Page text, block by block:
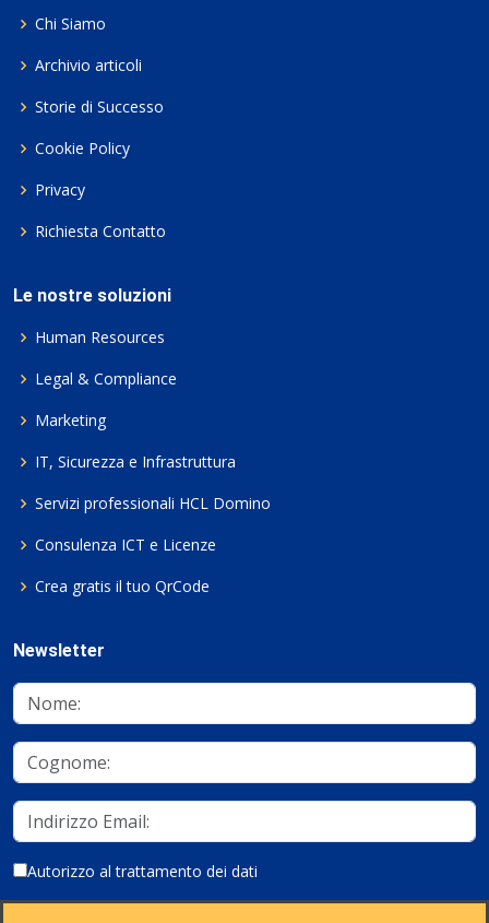
Chi Siamo
Archivio articoli
Storie di Successo
Cookie Policy
Privacy
Richiesta Contatto
Le nostre soluzioni
Human Resources
Legal & Compliance
Marketing
IT, Sicurezza e Infrastruttura
Servizi professionali HCL Domino
Consulenza ICT e Licenze
Crea gratis il tuo QrCode
Newsletter
Autorizzo al trattamento dei dati